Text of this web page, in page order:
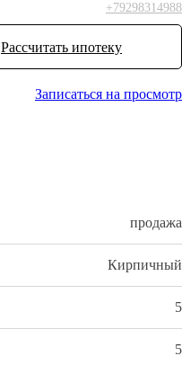
+79298314988
Рассчитать ипотеку
Записаться на просмотр
продажа
Кирпичный
5
5